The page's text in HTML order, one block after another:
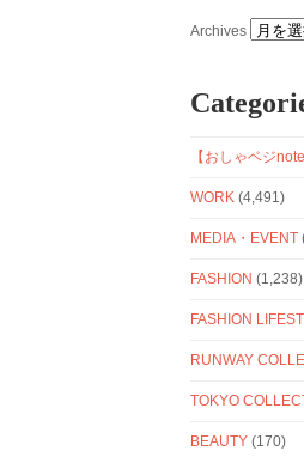
Archives
【おしゃベジnote
WORK (4,491)
MEDIA・EVENT
FASHION (1,238)
FASHION
RUNWAY
TOKYO
BEAUTY (170)